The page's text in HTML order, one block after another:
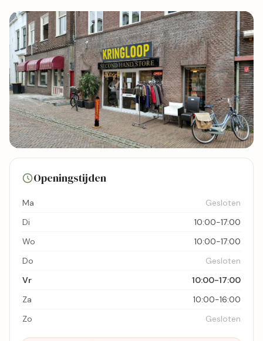
Bekijk kaart
Openingstijden
Ma
Gesloten
Di
10:00-17:00
Wo
10:00-17:00
Do
Gesloten
Vr
10:00-17:00
Za
10:00-16:00
Zo
Gesloten